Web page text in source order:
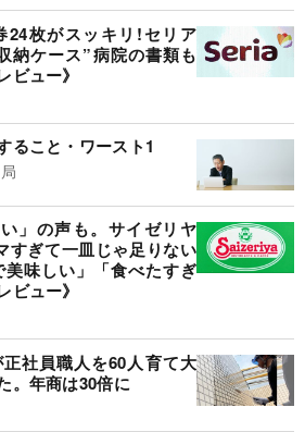
24枚がスッキリ!セリア
納ケース”病院の書類も
ビュー》
ること・ワースト1
」の声も。サイゼリヤ
すぎて一皿じゃ足りない
味しい」「食べたすぎ
ビュー》
社員職人を60人育て大
。年商は30倍に